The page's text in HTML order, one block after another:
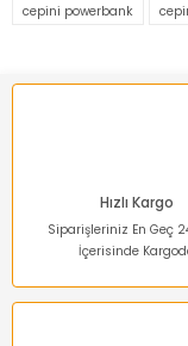
Ürün resmi
Ürün bilgilerinde
cepini powerbank
Hızlı Kargo
Siparişleriniz En Geç
İçerisinde